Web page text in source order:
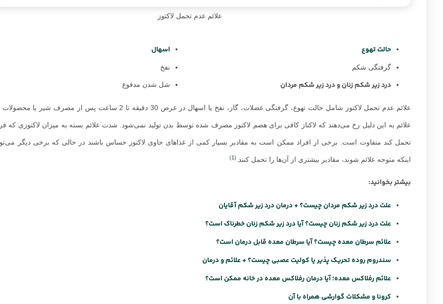
علائم عدم تحمل لاکتوز
حالت تهوع
گرفتگی شکم
درد زیر شکم زنان و درد زیر شکم مردان
اسهال
نفخ
شل شدن مدفوع
علائم عدم تحمل لاکتوز شامل حالت تهوع، گرفتگی عضلات، گاز، نفخ یا اسهال در عرض 30 دقیقه تا 2 ساعت پس از
علائم به این دلیل رخ می‌دهند که لاکتاز کافی برای هضم لاکتوز مصرف شده توسط بدن تولید نمی‌شود. شدت علائم بسته به میزان لاکتوزی که
تحمل کند متفاوت است. برخی از افراد ممکن است به مقادیر بسیار کمی از غذاهای حاوی لاکتوز حساس باشند در حالی که برخی دیگر
اینکه متوجه علائم شوند، مقادیر بیشتری از آن‌ها را تحمل کنند. (
1
)
بیشتر بخوانید:
علت درد زیر شکم مردان چیست؟ + درمان درد زیر شکم آقایان
علت درد زیر شکم زنان چیست؟ آیا درد زیر شکم زنان خطرناک است؟
علائمسرطان معده چیست؟ آیا سرطان معده قابل درمان است؟
سندروم روده تحریک پذیر یا کولیت عصبی چیست؟ + علائم و درمان
علائمرفلاکس معده؛ آیا درمان رفلاکس معده در خانه ممکن است؟
کروناو مشکلات گوارشی همراه با آن